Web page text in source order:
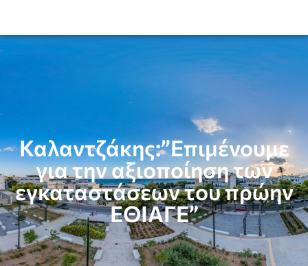
Καλαντζάκης:”Επιμένουμε
για την αξιοποίηση των
εγκαταστάσεων του πρώην
ΕΘΙΑΓΕ”